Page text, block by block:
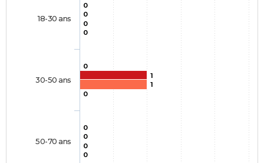
0
0
0
0
1
0
0
1
0
0
0
0
18-30 ans
30-50 ans
50-70 ans